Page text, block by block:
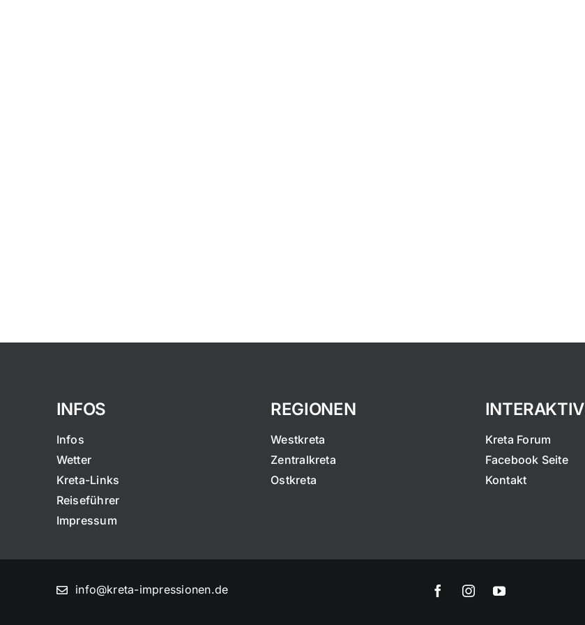
INFOS
Infos
Wetter
Kreta-Links
Reiseführer
Impressum
REGIONEN
Westkreta
Zentralkreta
Ostkreta
INTERAKTIV
Kreta Forum
Facebook Seite
Kontakt
info@kreta-impressionen.de